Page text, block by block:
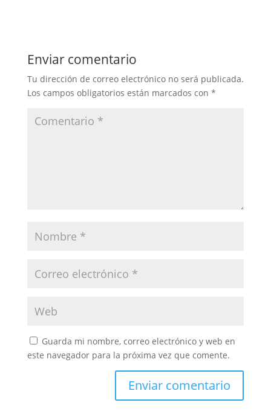
Enviar comentario
Tu dirección de correo electrónico no será publicada.
Los campos obligatorios están marcados con *
Guarda mi nombre, correo electrónico y web en
este navegador para la próxima vez que comente.